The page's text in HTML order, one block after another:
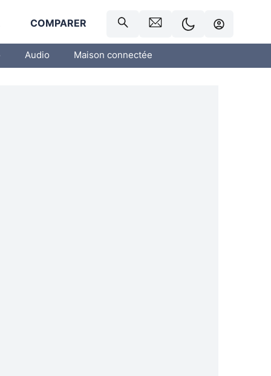
COMPARER
Audio Maison connectée